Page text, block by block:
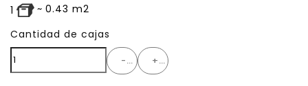
1 ~ 0.43 m2
Cantidad de cajas
- +